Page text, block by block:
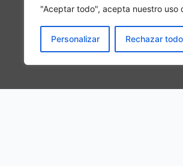
"Aceptar todo", acepta nuestro uso
Personalizar Rechazar todo